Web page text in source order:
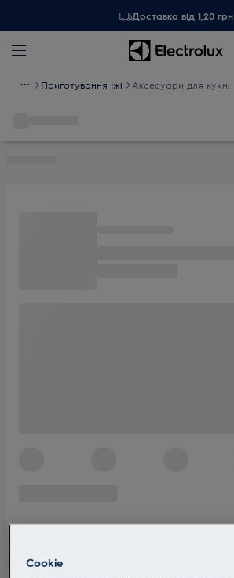
Доставка від 1,20 грн
Приготування їжі Аксесуари для кухні
Cookie